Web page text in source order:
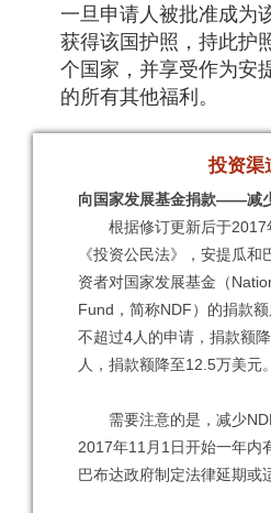
一旦申请人被批准成为
获得该国护照，持此护
个国家，并享受作为安
的所有其他福利。
投资渠
向国家发展基金捐款——减
根据修订更新后于2017
《投资公民法》，安提瓜
资者对国家发展基金（
Fund，简称NDF）的捐款
不超过4人的申请，捐款额
人，捐款额降至12.5万美元。
需要注意的是，减少
2017年11月1日开始一年内
巴布达政府制定法律延期或